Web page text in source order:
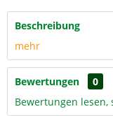
Beschreibung
mehr
Bewertungen
0
Bewertungen